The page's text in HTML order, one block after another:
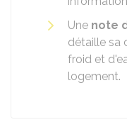
Une note
détaille sa
froid et
logement.